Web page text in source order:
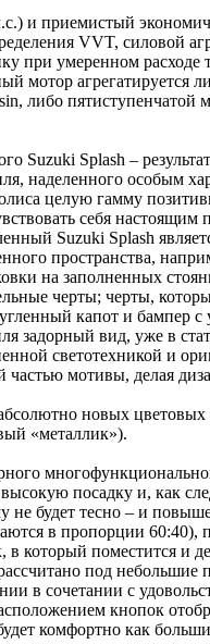
и приемистый
VVT, силовой
при умеренном расходе
мотор агрегатируется
либо пятиступенчатой
Suzuki Splash –
наделенного особым
целую гамму
себя настоящим
Suzuki Splash
пространства,
на заполненных
черты; черты,
капот и бампер с
задорный вид, уже в
светотехникой и
частью мотивы, делая
новых
«металлик»).
посадку и, как
не будет тесно – и
в пропорции 60:40),
который поместится и
под небольшие
в сочетании с
кнопок
комфортно как